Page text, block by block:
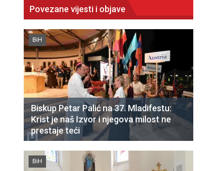
Povezane vijesti i objave
BiH
Biskup Petar Palić na 37. Mladifestu:
Krist je naš Izvor i njegova milost ne
prestaje teći
BiH